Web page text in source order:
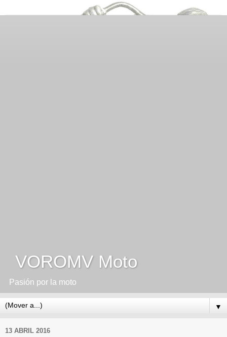
VOROMV Moto
Pasión por la moto
▼
13 ABRIL 2016